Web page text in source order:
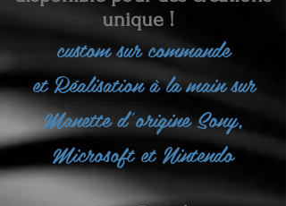
unique !
custom sur commande
etRéalisation à la main sur
Manette d'origine Sony,
Microsoft et Nintendo